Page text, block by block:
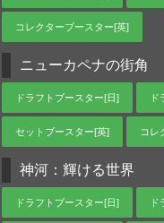
コレクターブースター[英]
ニューカペナの街角
ドラフトブースター[日]
セットブースター[英] コレ
神河：輝ける世界
ドラフトブースター[日]